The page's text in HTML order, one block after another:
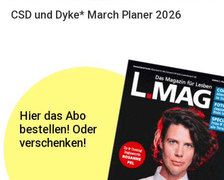
CSD und Dyke* March Planer 2026
Hier das Abo
bestellen! Oder
verschenken!